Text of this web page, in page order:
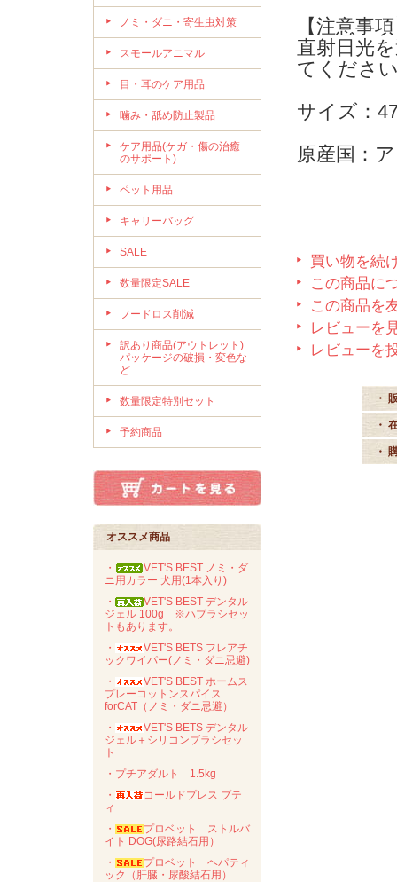
ノミ・ダニ・寄生虫対策
スモールアニマル
目・耳のケア用品
噛み・舐め防止製品
ケア用品(ケガ・傷の治癒
のサポート)
ペット用品
キャリーバッグ
SALE
数量限定SALE
フードロス削減
訳あり商品(アウトレット)
パッケージの破損・変色な
ど
数量限定特別セット
予約商品
オススメ商品
・
VET'S BEST ノミ・ダ
ニ用カラー 犬用(1本入り)
・
VET'S BEST デンタル
ジェル 100g ※ハブラシセッ
トもあります。
・
VET'S BETS フレアチ
ックワイパー(ノミ・ダニ忌避)
・
VET'S BEST ホームス
プレーコットンスパイス
forCAT（ノミ・ダニ忌避）
・
VET'S BETS デンタル
ジェル＋シリコンブラシセッ
ト
・プチアダルト 1.5kg
・
コールドプレス プテ
ィ
・
プロベット ストルバ
イト DOG(尿路結石用）
・
プロベット ヘパティ
ック（肝臓・尿酸結石用）
【注意事
直射日光
てくださ
サイズ：
原産国：
買い物を続
この商品に
この商品を
レビューを
レビューを
・
・
・